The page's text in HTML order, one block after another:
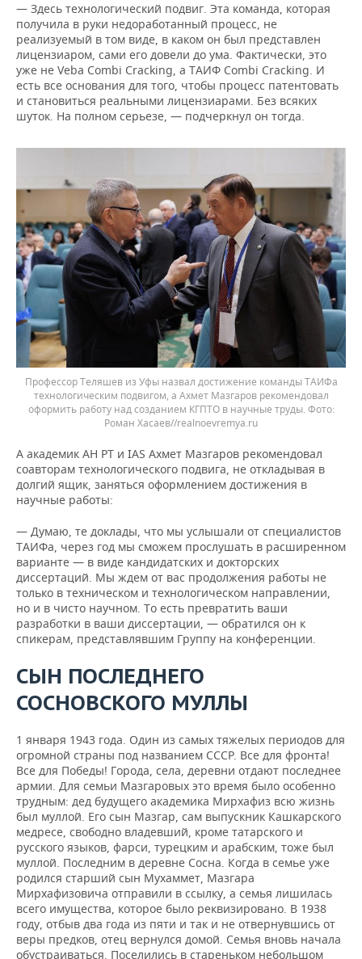
— Здесь технологический подвиг. Эта команда, которая
получила в руки недоработанный процесс, не
реализуемый в том виде, в каком он был представлен
лицензиаром, сами его довели до ума. Фактически, это
уже не Veba Combi Cracking, а ТАИФ Combi Cracking. И
есть все основания для того, чтобы процесс патентовать
и становиться реальными лицензиарами. Без всяких
шуток. На полном серьезе, — подчеркнул он тогда.
Профессор Теляшев из Уфы назвал достижение команды ТАИФа
технологическим подвигом, а Ахмет Мазгаров рекомендовал
оформить работу над созданием КГПТО в научные труды. Фото:
Роман Хасаев//realnoevremya.ru
А академик АН РТ и IAS Ахмет Мазгаров рекомендовал
соавторам технологического подвига, не откладывая в
долгий ящик, заняться оформлением достижения в
научные работы:
— Думаю, те доклады, что мы услышали от специалистов
ТАИФа, через год мы сможем прослушать в расширенном
варианте — в виде кандидатских и докторских
диссертаций. Мы ждем от вас продолжения работы не
только в техническом и технологическом направлении,
но и в чисто научном. То есть превратить ваши
разработки в ваши диссертации, — обратился он к
спикерам, представлявшим Группу на конференции.
СЫН ПОСЛЕДНЕГО
СОСНОВСКОГО МУЛЛЫ
1 января 1943 года. Один из самых тяжелых периодов для
огромной страны под названием СССР. Все для фронта!
Все для Победы! Города, села, деревни отдают последнее
армии. Для семьи Мазгаровых это время было особенно
трудным: дед будущего академика Мирхафиз всю жизнь
был муллой. Его сын Мазгар, сам выпускник Кашкарского
медресе, свободно владевший, кроме татарского и
русского языков, фарси, турецким и арабским, тоже был
муллой. Последним в деревне Сосна. Когда в семье уже
родился старший сын Мухаммет, Мазгара
Мирхафизовича отправили в ссылку, а семья лишилась
всего имущества, которое было реквизировано. В 1938
году, отбыв два года из пяти и так и не отвернувшись от
веры предков, отец вернулся домой. Семья вновь начала
обустраиваться. Поселились в стареньком небольшом